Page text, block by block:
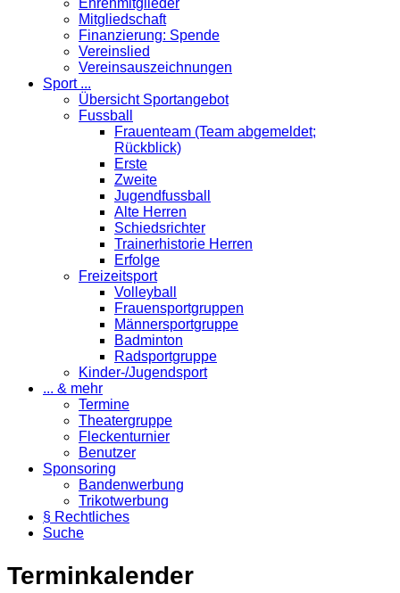
Ehrenmitglieder
Mitgliedschaft
Finanzierung: Spende
Vereinslied
Vereinsauszeichnungen
Sport ...
Übersicht Sportangebot
Fussball
Frauenteam (Team abgemeldet;
Rückblick)
Erste
Zweite
Jugendfussball
Alte Herren
Schiedsrichter
Trainerhistorie Herren
Erfolge
Freizeitsport
Volleyball
Frauensportgruppen
Männersportgruppe
Badminton
Radsportgruppe
Kinder-/Jugendsport
... & mehr
Termine
Theatergruppe
Fleckenturnier
Benutzer
Sponsoring
Bandenwerbung
Trikotwerbung
§ Rechtliches
Suche
Terminkalender